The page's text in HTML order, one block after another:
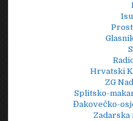
Hrvatski
ZG
Splitsko-
Đakovečko-
Zadarska